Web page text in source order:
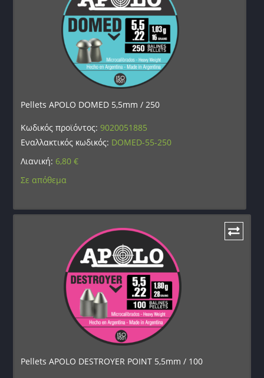
Pellets APOLO DOMED 5,5mm / 250
Κωδικός προϊόντος:9020051885
Εναλλακτικός κωδικός: DOMED-55-250
Λιανική: 6,80€
Σε απόθεμα
Pellets APOLO DESTROYER POINT 5,5mm / 100